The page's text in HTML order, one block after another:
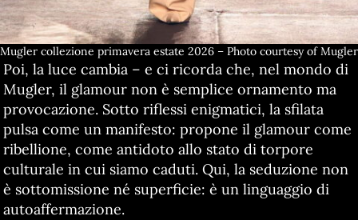
Mugler collezione primavera estate 2026 – Photo courtesy of Mugler
Poi, la luce cambia – e ci ricorda che, nel mondo di
Mugler, il glamour non è semplice ornamento ma
provocazione. Sotto riflessi enigmatici, la sfilata
pulsa come un manifesto: propone il glamour come
ribellione, come antidoto allo stato di torpore
culturale in cui siamo caduti. Qui, la seduzione non
è sottomissione né superficie: è un linguaggio di
autoaffermazione.